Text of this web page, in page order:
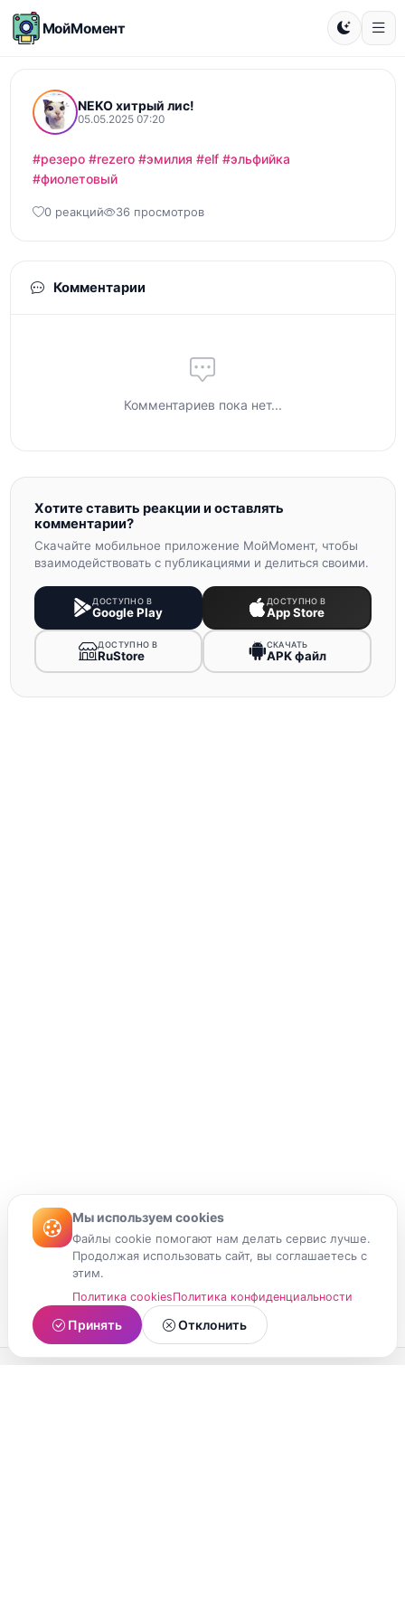
МойМомент
NEKO хитрый лис!
05.05.2025 07:20
#резеро #rezero #эмилия #elf #эльфийка
#фиолетовый
0 реакций 36 просмотров
Комментарии
Комментариев пока нет...
Хотите ставить реакции и оставлять
комментарии?
Скачайте мобильное приложение МойМомент, чтобы
взаимодействовать с публикациями и делиться своими.
ДОСТУПНО В
Google Play
ДОСТУПНО В
App Store
ДОСТУПНО В
RuStore
СКАЧАТЬ
APK файл
Мы используем cookies
Файлы cookie помогают нам делать сервис лучше.
Продолжая использовать сайт, вы соглашаетесь с
этим.
Политика cookiesПолитика конфиденциальности
Принять Отклонить